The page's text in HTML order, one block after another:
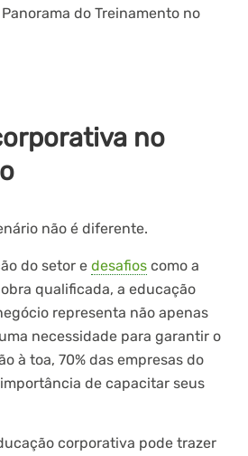
do Treinamento no
no
não é diferente.
do setor e desafios como a
qualificada, a educação
representa não apenas
necessidade para garantir o
à toa, 70% das empresas do
de capacitar seus
corporativa pode trazer